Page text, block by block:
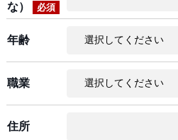
な）
必須
年齢
職業
住所